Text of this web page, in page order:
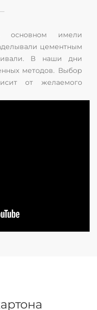
основном имели
цементным
В наши дни
методов. Выбор
от желаемого